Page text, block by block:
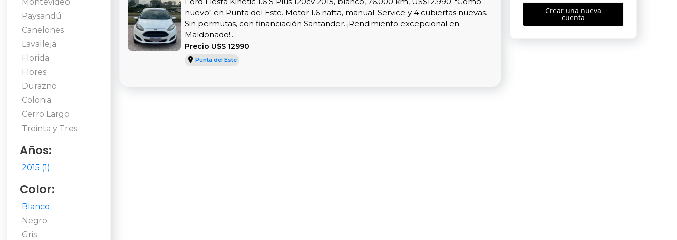
Paysandú
Canelones
Lavalleja
Florida
Flores
Durazno
Colonia
Cerro Largo
Treinta y Tres
Años:
2015 (1)
Color:
Blanco
Negro
Gris
nuevo" en Punta del Este. Motor 1.6 nafta, manual. Service y 4 cubiertas nuevas.
Sin permutas, con financiación Santander. ¡Rendimiento excepcional en
Maldonado!...
Precio U$S 12990
Punta del Este
Crear una nueva
cuenta